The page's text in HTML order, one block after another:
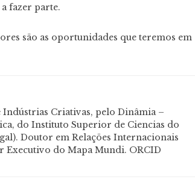
fazer parte.
são as oportunidades que teremos em
Criativas, pelo Dinâmia –
do Instituto Superior de Ciencias do
Doutor em Relações Internacionais
Executivo do Mapa Mundi. ORCID